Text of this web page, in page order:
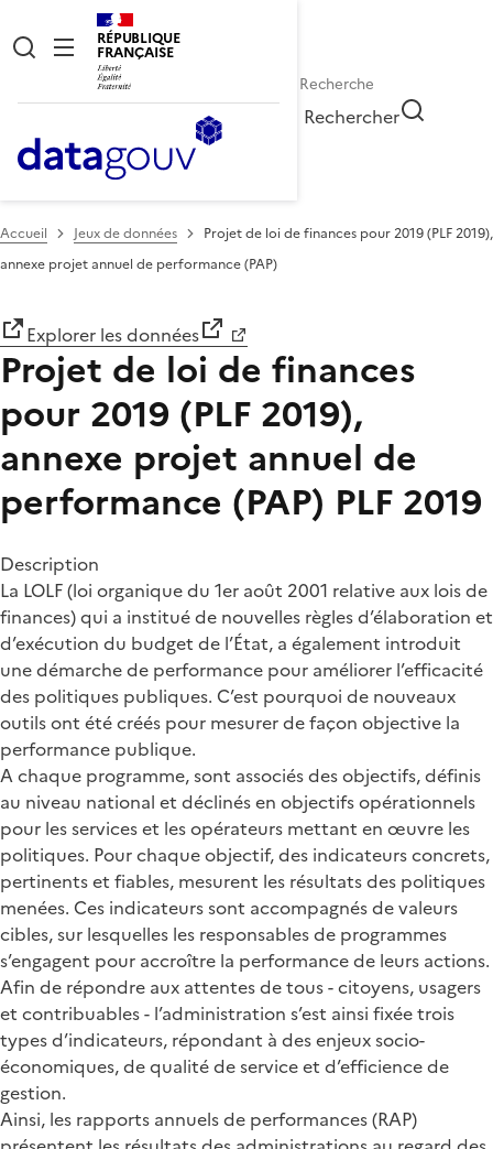
RÉPUBLIQUE
FRANÇAISE
Rechercher
Accueil Jeux de données
Projet de loi de finances pour 2019 (PLF 2019),
annexe projet annuel de performance (PAP)
Explorer les données
Projet de loi de finances
pour 2019 (PLF 2019),
annexe projet annuel de
performance (PAP) PLF 2019
Description
La LOLF (loi organique du 1er août 2001 relative aux lois de
finances) qui a institué de nouvelles règles d’élaboration et
d’exécution du budget de l’État, a également introduit
une démarche de performance pour améliorer l’efficacité
des politiques publiques. C’est pourquoi de nouveaux
outils ont été créés pour mesurer de façon objective la
performance publique.
A chaque programme, sont associés des objectifs, définis
au niveau national et déclinés en objectifs opérationnels
pour les services et les opérateurs mettant en œuvre les
politiques. Pour chaque objectif, des indicateurs concrets,
pertinents et fiables, mesurent les résultats des politiques
menées. Ces indicateurs sont accompagnés de valeurs
cibles, sur lesquelles les responsables de programmes
s’engagent pour accroître la performance de leurs actions.
Afin de répondre aux attentes de tous - citoyens, usagers
et contribuables - l’administration s’est ainsi fixée trois
types d’indicateurs, répondant à des enjeux socio-
économiques, de qualité de service et d’efficience de
gestion.
Ainsi, les rapports annuels de performances (RAP)